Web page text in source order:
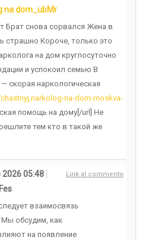
na dom_ubMr
Брат снова сорвался Жена в
страшно Короче, только это
на дом круглосуточно
и успокоил семью В
скорая наркологическая
na-dom-moskva-
помощь на дому[/url] Не
тем кто в такой же
Link al commento
05:48
взаимосвязь
Мы обсудим, как
на появление